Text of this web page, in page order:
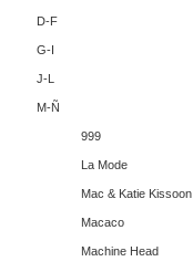
D-F
G-I
J-L
M-Ñ
999
La Mode
Mac & Katie Kissoon
Macaco
Machine Head